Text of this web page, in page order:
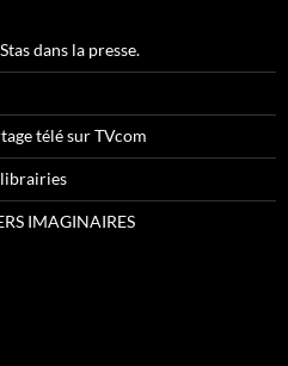
dans la presse.
télé sur TVcom
librairies
IMAGINAIRES